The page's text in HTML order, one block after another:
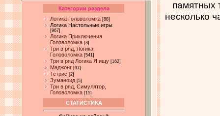
Категории раздела
Логика Головоломка [88]
Логика Настольные игры
[967]
Логика Приключения
Головоломка [3]
Три в ряд, Логика,
Головоломка [541]
Три в ряд Логика Я ищу [162]
Маджонг [97]
Тетрис [2]
Зуманоид [5]
Три в ряд, Симулятор,
Головоломка [15]
СТАТИСТИКА
памятных
несколько